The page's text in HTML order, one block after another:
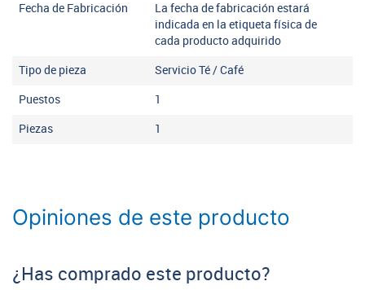
Fecha de Fabricación
La fecha de fabricación estará
indicada en la etiqueta física de
cada producto adquirido
Tipo de pieza Servicio Té / Café
Puestos 1
Piezas 1
Opiniones de este producto
¿Has comprado este producto?